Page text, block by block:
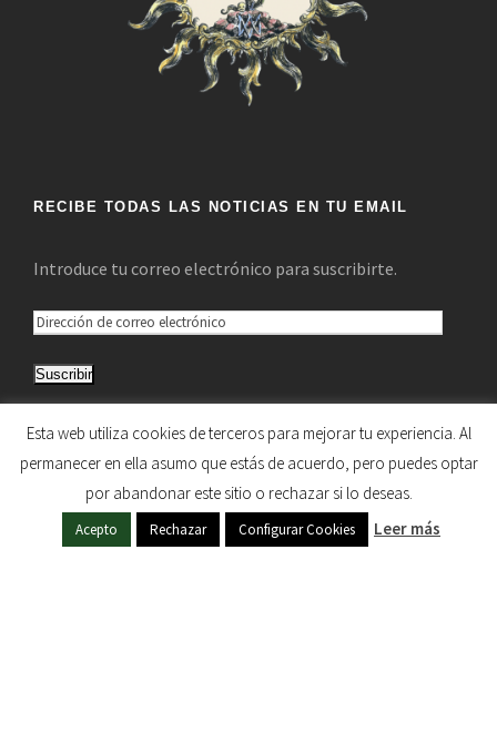
RECIBE TODAS LAS NOTICIAS EN TU EMAIL
Introduce tu correo electrónico para suscribirte.
D
r
e
c
c
Suscribir
Únete a otros 5.033 suscriptores
HERMANDAD DE NUESTRA SEÑORA DEL SOL © 1997
- 2020. TODOS LOS DERECHOS RESERVADOS
Esta web utiliza cookies de terceros para mejorar tu experiencia. Al
permanecer en ella asumo que estás de acuerdo, pero puedes optar
por abandonar este sitio o rechazar si lo deseas.
Acepto Rechazar Configurar Cookies Leer más